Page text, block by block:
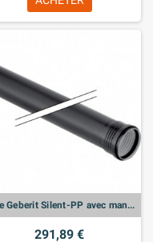
Tube Geberit Silent-PP avec manchon: d:90mm, L:300cm
291,89 €